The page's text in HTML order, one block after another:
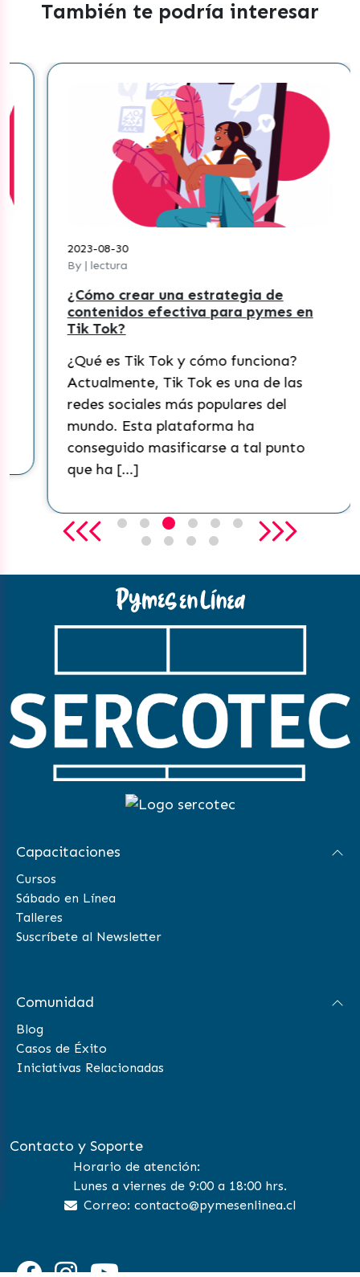
También te podría interesar
2023-08-30
By | lectura
¿Cómo crear una estrategia de
contenidos efectiva para pymes en
Tik Tok?
¿Qué es Tik Tok y cómo funciona?
Actualmente, Tik Tok es una de las
redes sociales más populares del
mundo. Esta plataforma ha
conseguido masificarse a tal punto
que ha […]
Capacitaciones
Cursos
Sábado en Línea
Talleres
Suscríbete al Newsletter
Comunidad
Blog
Casos de Éxito
Iniciativas Relacionadas
Contacto y Soporte
Horario de atención:
Lunes a viernes de 9:00 a 18:00 hrs.
Correo: contacto@pymesenlinea.cl